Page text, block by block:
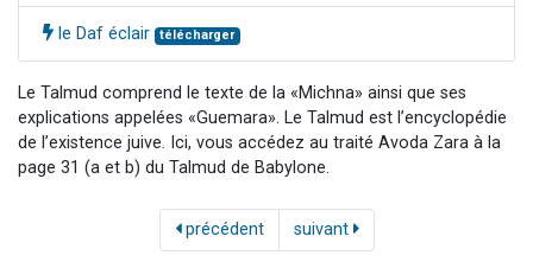
le Daf éclair télécharger
Le Talmud comprend le texte de la «Michna» ainsi que ses
explications appelées «Guemara». Le Talmud est l’encyclopédie
de l’existence juive. Ici, vous accédez au traité Avoda Zara à la
page 31 (a et b) du Talmud de Babylone.
précédent suivant